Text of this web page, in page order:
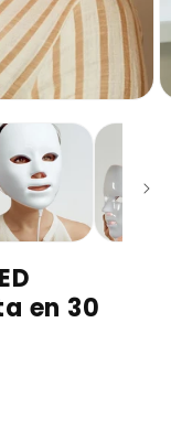
en 30